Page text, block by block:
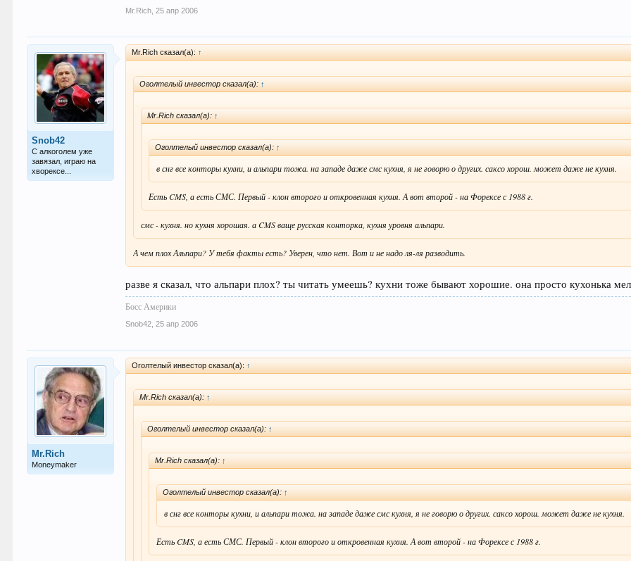
Mr.Rich 25 апр 2006
Snob42
С алкоголем уже
завязал, играю на
хворексе...
Mr.Rich сказал(а): ↑
Оголтелый инвестор сказал(а): ↑
Mr.Rich сказал(а): ↑
Оголтелый инвестор сказал(а): ↑
в снг все конторы кухни, и альпари тожа. на западе даже смс кухня, я не говорю о других. саксо хорош. может даже не кухня.
Есть CMS, а есть СМС. Первый - клон второго и откровенная кухня. А вот второй - на Форексе с 1988 г.
смс - кухня. но кухня хорошая. а CMS ваще русская конторка, кухня уровня альпари.
А чем плох Альпари? У тебя факты есть? Уверен, что нет. Вот и не надо ля-ля разводить.
разве я сказал, что альпари плох? ты читать умеешь? кухни тоже бывают хорошие. она просто кухонька
Босс Америки
Snob42 25 апр 2006
Mr.Rich
Moneymaker
Оголтелый инвестор сказал(а): ↑
Mr.Rich сказал(а): ↑
Оголтелый инвестор сказал(а): ↑
Mr.Rich сказал(а): ↑
Оголтелый инвестор сказал(а): ↑
в снг все конторы кухни, и альпари тожа. на западе даже смс кухня, я не говорю о других. саксо хорош. может даже не кухня.
Есть CMS, а есть СМС. Первый - клон второго и откровенная кухня. А вот второй - на Форексе с 1988 г.